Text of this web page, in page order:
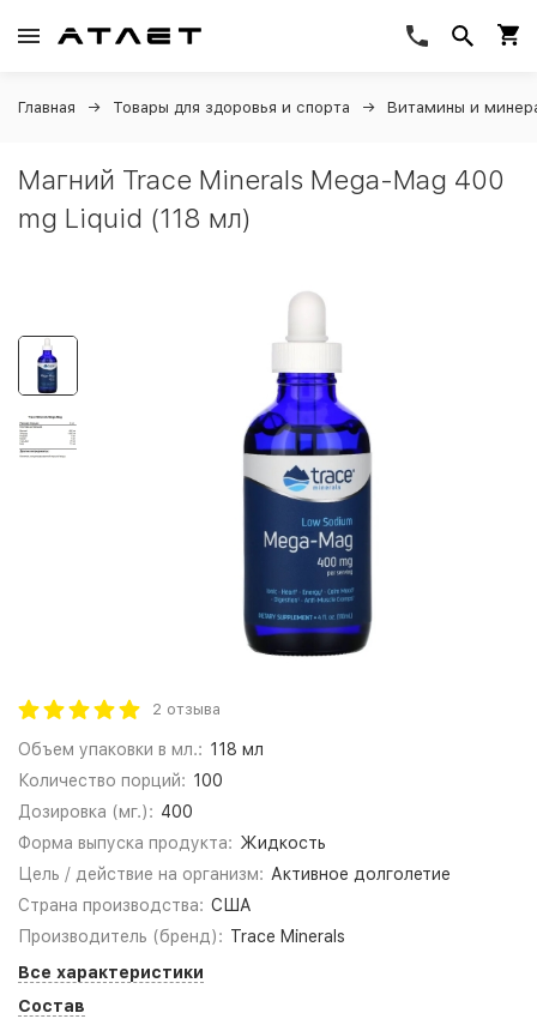
Главная Товары для здоровья и спорта Витамины и
Магний Trace Minerals Mega-Mag 400
mg Liquid (118 мл)
2 отзыва
Объем упаковки в мл.: 118 мл
Количество порций: 100
Дозировка (мг.): 400
Форма выпуска продукта: Жидкость
Цель / действие на организм: Активное долголетие
Страна производства: США
Производитель (бренд): Trace Minerals
Все характеристики
Состав